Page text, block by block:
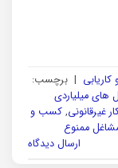
| برچسب:
های میلیاردی
غیرقانونی, کسب و
ممنوع
ارسال دیدگاه